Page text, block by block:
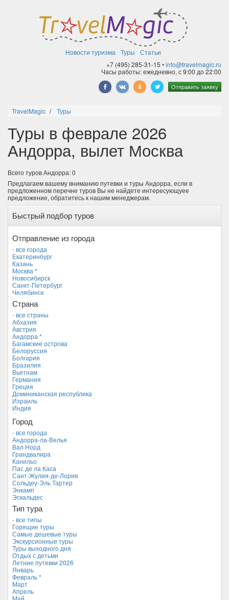
Новости туризма Туры
Статьи
+7 (495) 285-31-15 •info@travelmagic.ru
Часы работы: ежедневно, с 9:00 до 22:00
Отправить заявку
TravelMagic Туры
Туры в феврале 2026
Андорра, вылет Москва
Всего туров Андорра: 0
Предлагаем вашему вниманию путевки и туры Андорра, если в
предложенном перечне туров Вы не найдете интересующуее
предложение, обратитесь к нашим менеджерам.
Быстрый подбор туров
Отправление из города
- все города
Екатеринбург
Казань
Москва *
Новосибирск
Санкт-Петербург
Челябинск
Страна
- все страны
Абхазия
Австрия
Андорра *
Багамские острова
Белоруссия
Болгария
Бразилия
Вьетнам
Германия
Греция
Доминиканская республика
Израиль
Индия
Индонезия
Иордания
Италия
Камбоджа
Кипр
Куба
Мальдивские острова
Мальта
Новая Зеландия
Объединенные Арабские Эмираты
Перу
Россия
Таиланд
Турция
Финляндия
Франция
Хорватия
Черногория
Чехия
Город
- все города
Андорра-ла-Велья
Вал Норд
Грандвалира
Канильо
Пас де ла Каса
Сант-Жулия-де-Лория
Сольдеу-Эль Тартер
Энкамп
Эскальдес
Тип тура
- все типы
Горящие туры
Самые дешевые туры
Экскурсионные туры
Туры выходного дня
Отдых с детьми
Летние путевки 2026
Январь
Февраль *
Март
Апрель